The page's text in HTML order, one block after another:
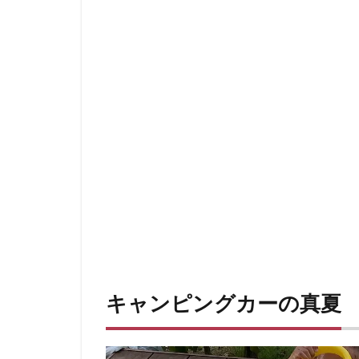
キャンピングカーの真夏